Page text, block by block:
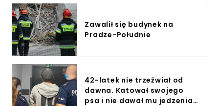
Zawalił się budynek na
Pradze-Południe
42-latek nie trzeźwiał od
dawna. Katował swojego
psa i nie dawał mu jedzenia